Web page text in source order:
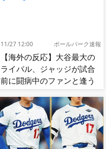
11/27 12:00 ボールパーク速報
【海外の反応】大谷最大の
ライバル、ジャッジが試合
前に闘病中のファンと逢う